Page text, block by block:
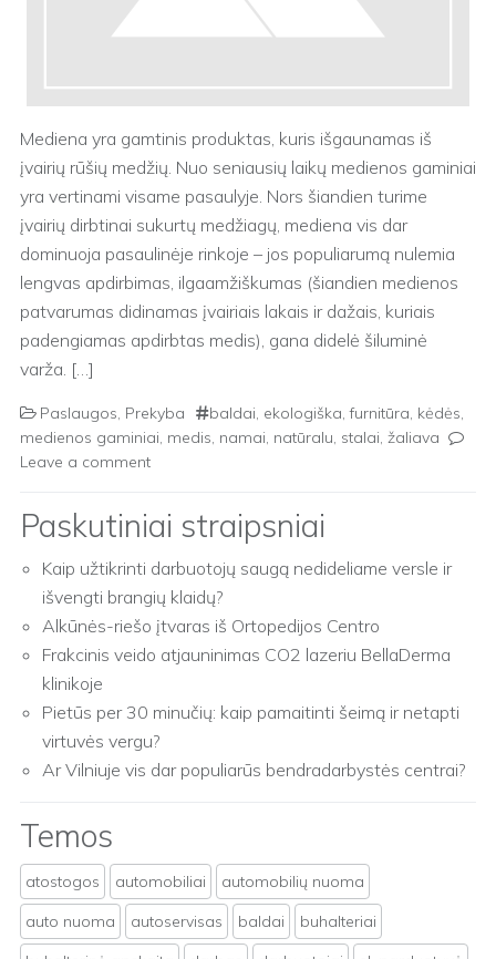
Mediena yra gamtinis produktas, kuris išgaunamas iš
įvairių rūšių medžių. Nuo seniausių laikų medienos gaminiai
yra vertinami visame pasaulyje. Nors šiandien turime
įvairių dirbtinai sukurtų medžiagų, mediena vis dar
dominuoja pasaulinėje rinkoje – jos populiarumą nulemia
lengvas apdirbimas, ilgaamžiškumas (šiandien medienos
patvarumas didinamas įvairiais lakais ir dažais, kuriais
padengiamas apdirbtas medis), gana didelė šiluminė
varža. […]
Paslaugos, Prekyba baldai, ekologiška,furnitūra, kėdės,
medienos gaminiai, medis, namai, natūralu, stalai, žaliava
Leave a comment
Paskutiniai straipsniai
Kaip užtikrinti darbuotojų saugą nedideliame versle ir
išvengti brangių klaidų?
Alkūnės-riešo įtvaras iš Ortopedijos Centro
Frakcinis veido atjauninimas CO2 lazeriu BellaDerma
klinikoje
Pietūs per 30 minučių: kaip pamaitinti šeimą ir netapti
virtuvės vergu?
Ar Vilniuje vis dar populiarūs bendradarbystės centrai?
Temos
atostogos automobiliai
automobilių nuoma
auto nuoma
autoservisas baldai
buhalteriai